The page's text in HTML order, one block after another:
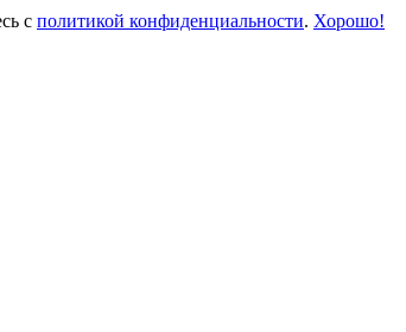
с политикой конфиденциальности. Хорошо!